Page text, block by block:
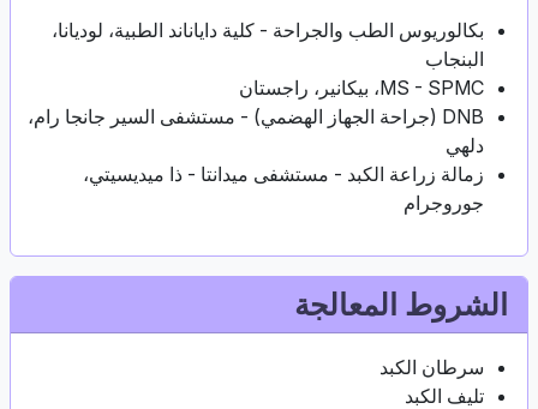
بكالوريوس الطب والجراحة - كلية داياناند الطبية، لوديانا،
البنجاب
MS - SPMC، بيكانير، راجستان
DNB (جراحة الجهاز الهضمي) - مستشفى السير جانجا رام،
دلهي
زمالة زراعة الكبد - مستشفى ميدانتا - ذا ميديسيتي،
جوروجرام
الشروط المعالجة
سرطان الكبد
تليف الكبد